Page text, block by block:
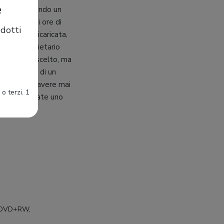
Essendo un
di ore di
essere ricaricata,
proprietario
prescelto, ma
l’uso di un
di non avere mai
date uno
terzi. 1